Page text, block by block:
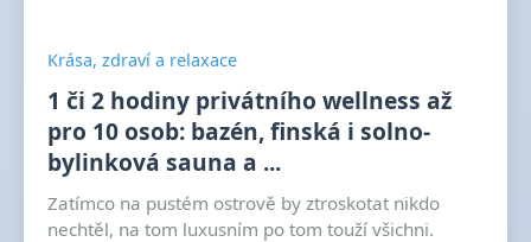
Krása, zdraví a relaxace
1 či 2 hodiny privátního wellness až
pro 10 osob: bazén, finská i solno-
bylinková sauna a ...
Zatímco na pustém ostrově by ztroskotat nikdo
nechtěl, na tom luxusním po tom touží všichni.